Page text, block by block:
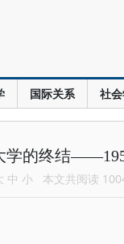
国际关系 社
学的终结
中 小 本文共阅读